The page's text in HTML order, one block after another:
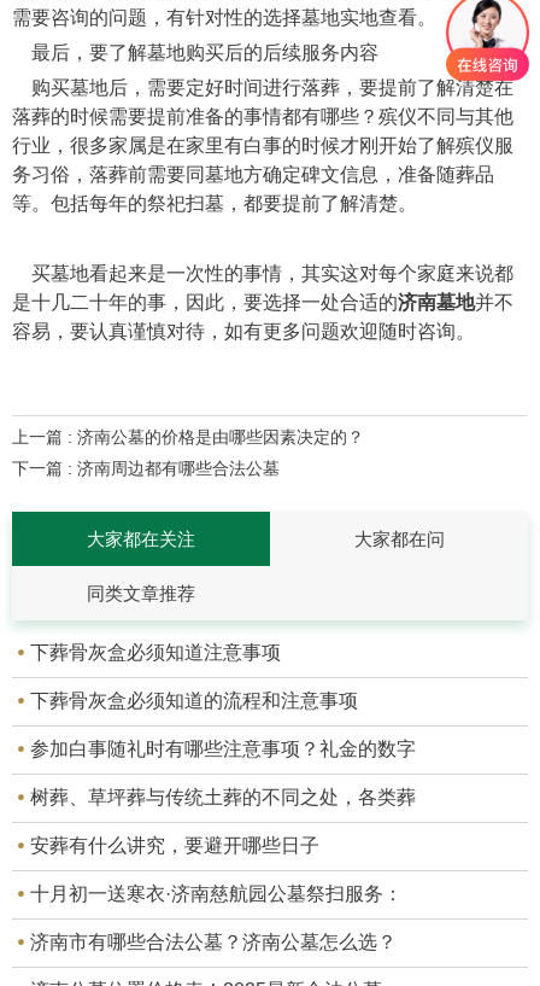
需要咨询的问题，有针对性的选择墓地实地查看。
最后，要了解墓地购买后的后续服务内容
购买墓地后，需要定好时间进行落葬，要提前了解清楚在
落葬的时候需要提前准备的事情都有哪些？殡仪不同与其他
行业，很多家属是在家里有白事的时候才刚开始了解殡仪服
务习俗，落葬前需要同墓地方确定碑文信息，准备随葬品
等。包括每年的祭祀扫墓，都要提前了解清楚。
买墓地看起来是一次性的事情，其实这对每个家庭来说都
是十几二十年的事，因此，要选择一处合适的济南墓地并不
容易，要认真谨慎对待，如有更多问题欢迎随时咨询。
上一篇 : 济南公墓的价格是由哪些因素决定的？
下一篇 : 济南周边都有哪些合法公墓
大家都在关注 大家都在问
同类文章推荐
下葬骨灰盒必须知道注意事项
下葬骨灰盒必须知道的流程和注意事项
参加白事随礼时有哪些注意事项？礼金的数字
树葬、草坪葬与传统土葬的不同之处，各类葬
安葬有什么讲究，要避开哪些日子
十月初一送寒衣·济南慈航园公墓祭扫服务：
济南市有哪些合法公墓？济南公墓怎么选？